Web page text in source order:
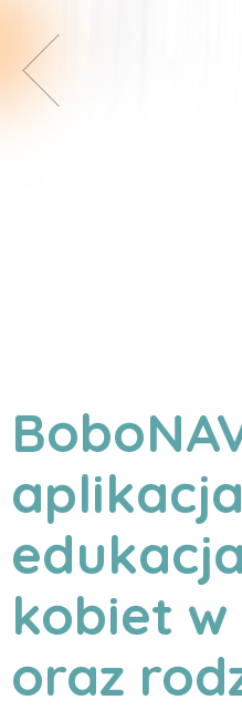
kobiet w
oraz